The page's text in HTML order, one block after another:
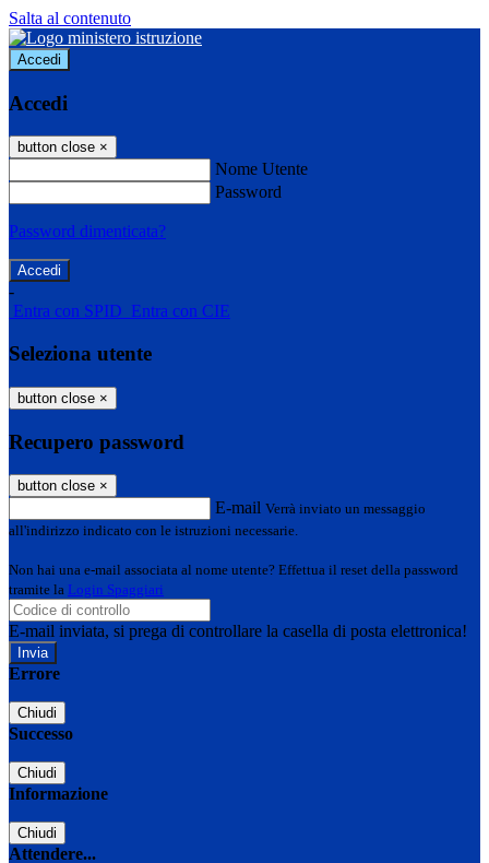
Salta al contenuto
Accedi
Accedi
button close ×
Nome Utente
Password
Password dimenticata?
-
Entra con SPID Entra con CIE
Seleziona utente
button close ×
Recupero password
button close ×
E-mail Verrà inviato un messaggio
all'indirizzo indicato con le istruzioni necessarie.
Non hai una e-mail associata al nome utente? Effettua il reset della password
tramite la Login Spaggiari
E-mail inviata, si prega di controllare la casella di posta elettronica!
Errore
Chiudi
Successo
Chiudi
Informazione
Chiudi
Attendere...